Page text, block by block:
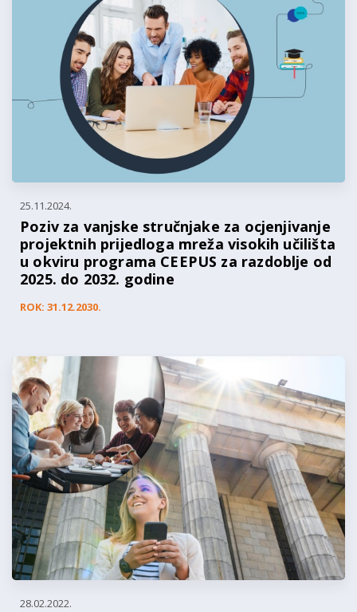
25.11.2024.
Poziv za vanjske stručnjake za ocjenjivanje
projektnih prijedloga mreža visokih učilišta
u okviru programa CEEPUS za razdoblje od
2025. do 2032. godine
ROK: 31.12.2030.
28.02.2022.